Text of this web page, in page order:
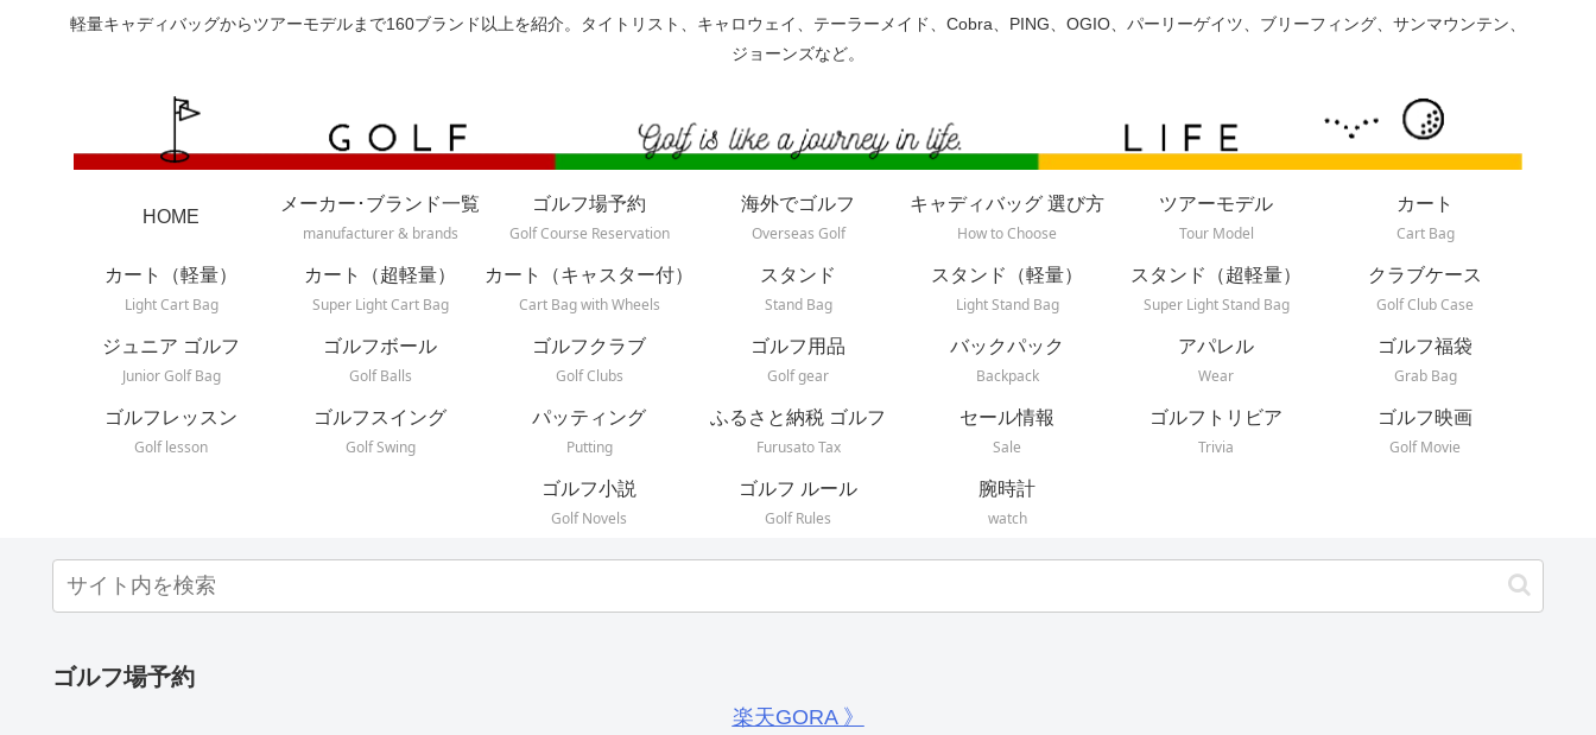
軽量キャディバッグからツアーモデルまで160ブランド以上を紹介。タイトリスト、キャロウェイ、テーラーメイド、Cobra、PING、OGIO、パーリーゲイツ、ブリーフィング、サンマウンテン、
ジョーンズなど。
HOME
メーカー･ブランド一覧
manufacturer & brands
ゴルフ場予約
Golf Course Reservation
海外でゴルフ
Overseas Golf
キャディバッグ 選び方
How to Choose
ツアーモデル
Tour Model
カート
Cart Bag
カート（軽量）
Light Cart Bag
カート（超軽量）
Super Light Cart Bag
カート（キャスター付）
Cart Bag with Wheels
スタンド
Stand Bag
スタンド（軽量）
Light Stand Bag
スタンド（超軽量）
Super Light Stand Bag
クラブケース
Golf Club Case
ジュニア ゴルフ
Junior Golf Bag
ゴルフボール
Golf Balls
ゴルフクラブ
Golf Clubs
ゴルフ用品
Golf gear
バックパック
Backpack
アパレル
Wear
ゴルフ福袋
Grab Bag
ゴルフレッスン
Golf lesson
ゴルフスイング
Golf Swing
パッティング
Putting
ふるさと納税 ゴルフ
Furusato Tax
セール情報
Sale
ゴルフトリビア
Trivia
ゴルフ映画
Golf Movie
ゴルフ小説
Golf Novels
ゴルフ ルール
Golf Rules
腕時計
watch
ゴルフ場予約
楽天GORA 》